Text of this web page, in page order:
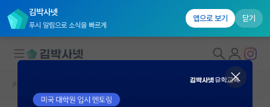
김박사넷
푸시 알림으로 소식을 빠르게
앱으로 보기 닫기
대학원생 모집
커뮤니티 홈